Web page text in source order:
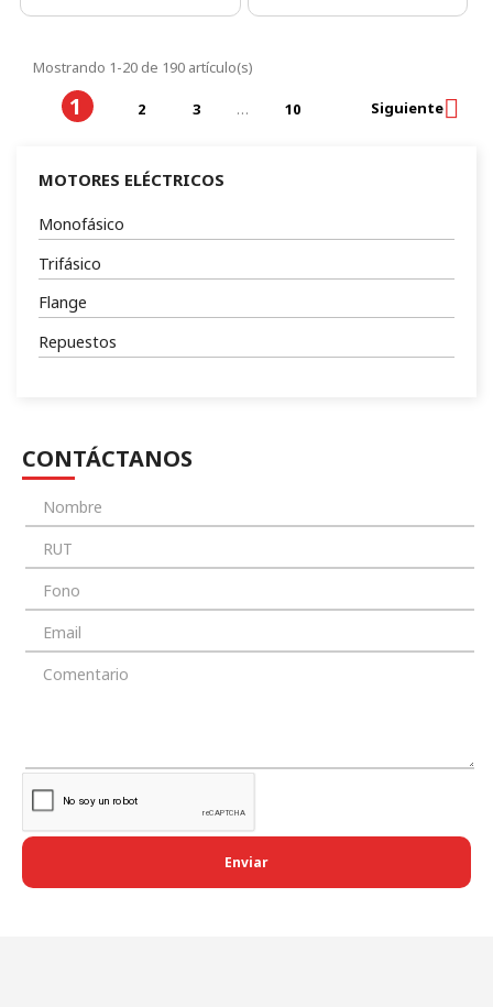
MOTORES ELÉCTRICOS
Monofásico
Trifásico
Flange
Repuestos
CONTÁCTANOS
Enviar
Mostrando 1-20 de 190 artículo(s)
1 2 3 … 10 Siguiente